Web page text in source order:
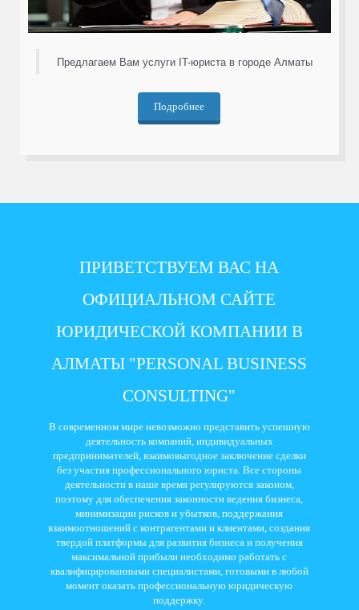
Предлагаем Вам услуги IT-юриста в городе Алматы
Подробнее
ПРИВЕТСТВУЕМ ВАС НА
ОФИЦИАЛЬНОМ САЙТЕ
ЮРИДИЧЕСКОЙ КОМПАНИИ В
АЛМАТЫ "PERSONAL BUSINESS
CONSULTING"
В современном мире невозможно представить успешную
деятельность компаний, индивидуальных
предпринимателей, взаимовыгодное заключение сделки
без участия профессионального юриста. Все стороны
деятельности в наше время регулируются законом,
поэтому для обеспечения законности ведения бизнеса,
минимизации рисков и убытков, поддержания
взаимоотношений с контрагентами и клиентами, создания
твердой платформы для развития бизнеса и получения
максимальной прибыли необходимо работать с
квалифицированными специалистами, готовыми в любой
момент оказать профессиональную юридическую
поддержку.